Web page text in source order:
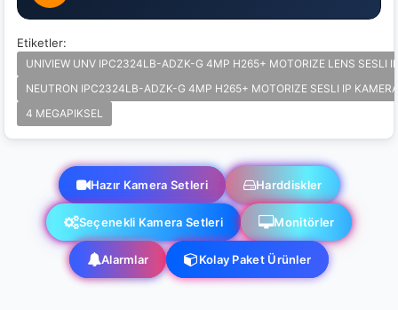
Etiketler:
UNIVIEW UNV IPC2324LB-ADZK-G 4MP H265+ MOTORIZE LENS SESLI
NEUTRON IPC2324LB-ADZK-G 4MP H265+ MOTORIZE SESLI IP KAMERA
4 MEGAPIKSEL
Hazır Kamera Setleri Harddiskler
Seçenekli Kamera Setleri Monitörler
Alarmlar Kolay Paket Ürünler